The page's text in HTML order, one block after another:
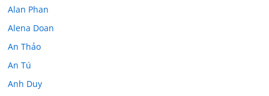
Alan Phan
Alena Doan
An Thảo
An Tú
Anh Duy